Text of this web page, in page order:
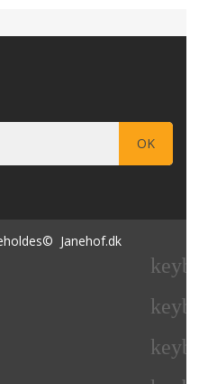
Janehof.dk